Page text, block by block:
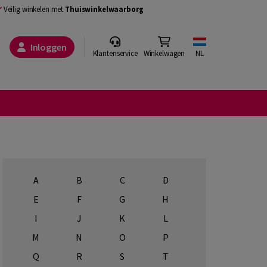
Veilig winkelen met Thuiswinkelwaarborg
Inloggen Klantenservice Winkelwagen NL
A B C
D
E
F G
H
I
J K
L
M
N O
P
Q
R S
T